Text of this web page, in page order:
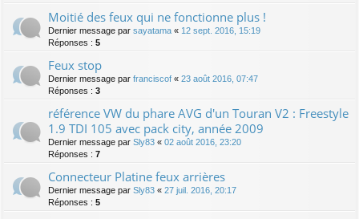
Moitié des feux qui ne fonctionne plus !
Dernier message par sayatama « 12 sept. 2016, 15:19
Réponses : 5
Feux stop
Dernier message par franciscof « 23 août 2016, 07:47
Réponses : 3
référence VW du phare AVG d'un Touran V2 : Freestyle
1.9 TDI 105 avec pack city, année 2009
Dernier message par Sly83 « 02 août 2016, 23:20
Réponses : 7
Connecteur Platine feux arrières
Dernier message par Sly83 « 27 juil. 2016, 20:17
Réponses : 5